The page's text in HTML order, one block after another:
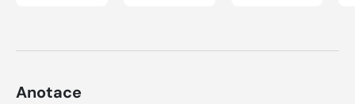
Anotace